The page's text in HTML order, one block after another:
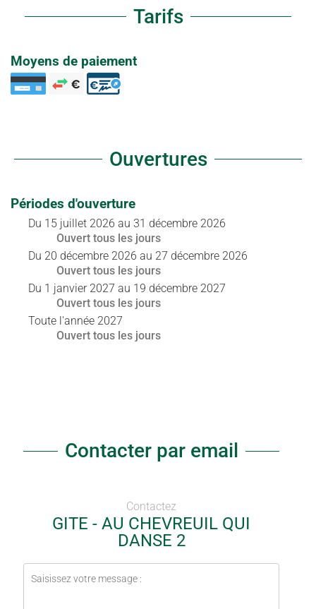
Tarifs
Moyens de paiement
Ouvertures
Périodes d'ouverture
Du 15 juillet 2026 au 31 décembre 2026
Ouvert tous les jours
Du 20 décembre 2026 au 27 décembre 2026
Ouvert tous les jours
Du 1 janvier 2027 au 19 décembre 2027
Ouvert tous les jours
Toute l'année 2027
Ouvert tous les jours
Contacter par email
Contactez
GITE - AU CHEVREUIL QUI
DANSE 2